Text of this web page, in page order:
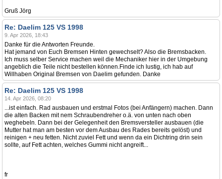
Gruß Jörg
Re: Daelim 125 VS 1998
9. Apr 2026, 18:43
Danke für die Antworten Freunde.
Hat jemand von Euch Bremsen Hinten gewechselt? Also die Bremsbacken.
Ich muss selber Service machen weil die Mechaniker hier in der Umgebung
angeblich die Teile nicht bestellen können.Finde ich lustig, ich hab auf
Willhaben Original Bremsen von Daelim gefunden. Danke
Re: Daelim 125 VS 1998
14. Apr 2026, 08:20
...ist einfach. Rad ausbauen und erstmal Fotos (bei Anfängern) machen. Dann
die alten Backen mit nem Schraubendreher o.ä. von unten nach oben
weghebeln. Dann bei der Gelegenheit den Bremsversteller ausbauen (die
Mutter hat man am besten vor dem Ausbau des Rades bereits gelöst) und
reinigen + neu fetten. Nicht zuviel Fett und wenn da ein Dichtring drin sein
sollte, auf Fett achten, welches Gummi nicht angreift...
fr